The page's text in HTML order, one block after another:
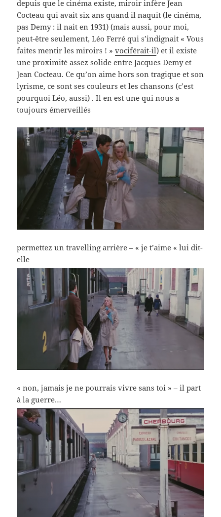
depuis que le cinéma existe, miroir infère Jean
Cocteau qui avait six ans quand il naquit (le cinéma,
pas Demy : il nait en 1931) (mais aussi, pour moi,
peut-être seulement, Léo Ferré qui s’indignait « Vous
faites mentir les miroirs ! »vociférait-il) et il existe
une proximité assez solide entre Jacques Demy et
Jean Cocteau. Ce qu’on aime hors son tragique et son
lyrisme, ce sont ses couleurs et les chansons (c’est
pourquoi Léo, aussi) . Il en est une qui nous a
toujours émerveillés
permettez un travelling arrière – « je t’aime « lui dit-
elle
« non, jamais je ne pourrais vivre sans toi » – il part
à la guerre…